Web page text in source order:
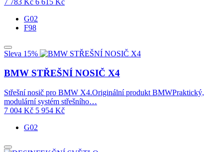
7 783 Kč 6 615 Kč
G02
F98
Sleva 15%
BMW STŘEŠNÍ NOSIČ X4
Střešní nosič pro BMW X4.Originální produkt BMWPraktický,
modulární systém střešního…
7 004 Kč 5 954 Kč
G02